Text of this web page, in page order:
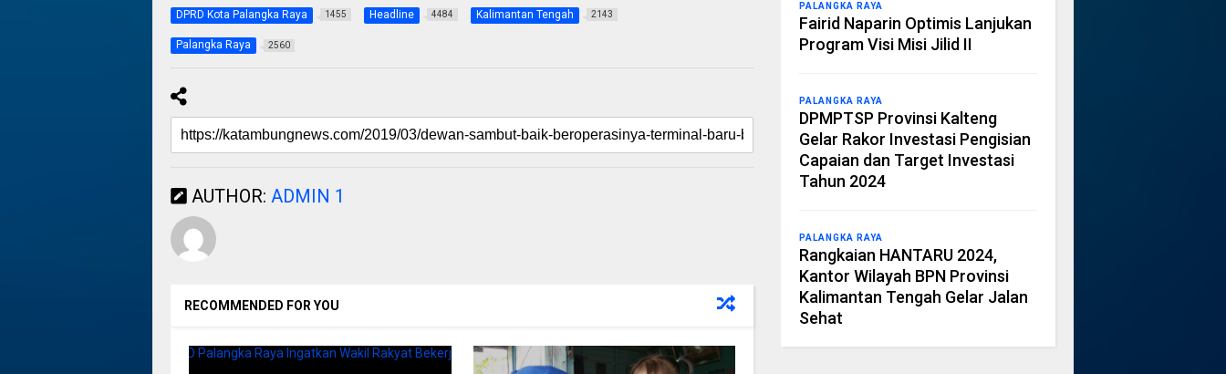
DPRD Kota Palangka Raya 1455 Headline 4484 Kalimantan Tengah 2143
Palangka Raya 2560
AUTHOR: ADMIN 1
RECOMMENDED FOR YOU
PALANGKA RAYA
Fairid Naparin Optimis Lanjukan
Program Visi Misi Jilid II
PALANGKA RAYA
DPMPTSP Provinsi Kalteng
Gelar Rakor Investasi Pengisian
Capaian dan Target Investasi
Tahun 2024
PALANGKA RAYA
Rangkaian HANTARU 2024,
Kantor Wilayah BPN Provinsi
Kalimantan Tengah Gelar Jalan
Sehat